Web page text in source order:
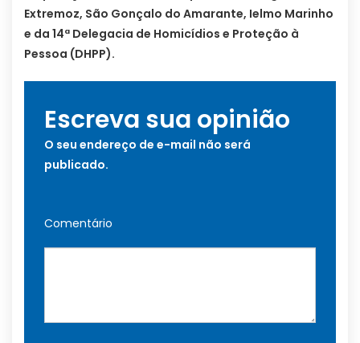
Extremoz, São Gonçalo do Amarante, Ielmo Marinho
e da 14ª Delegacia de Homicídios e Proteção à
Pessoa (DHPP).
Escreva sua opinião
O seu endereço de e-mail não será
publicado.
Comentário